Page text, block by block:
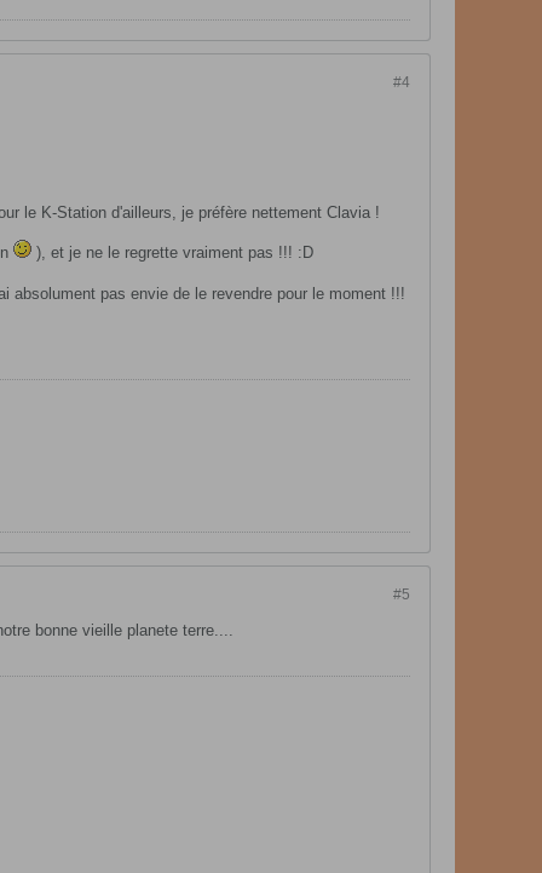
#4
le K-Station d'ailleurs, je préfère nettement Clavia !
), et je ne le regrette vraiment pas !!! :D
absolument pas envie de le revendre pour le moment !!!
#5
bonne vieille planete terre....